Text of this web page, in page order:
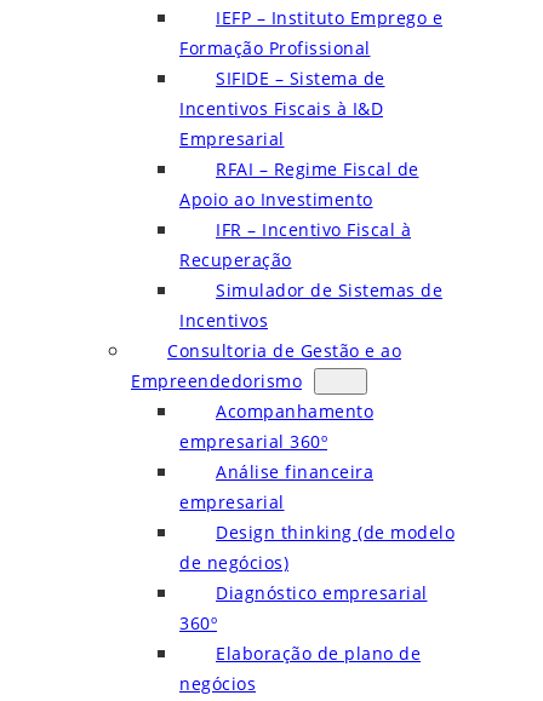
IEFP – Instituto Emprego e
Formação Profissional
SIFIDE – Sistema de
Incentivos Fiscais à I&D
Empresarial
RFAI – Regime Fiscal de
Apoio ao Investimento
IFR – Incentivo Fiscal à
Recuperação
Simulador de Sistemas de
Incentivos
Consultoria de Gestão e ao
Empreendedorismo
Acompanhamento
empresarial 360º
Análise financeira
empresarial
Design thinking (de modelo
de negócios)
Diagnóstico empresarial
360º
Elaboração de plano de
negócios